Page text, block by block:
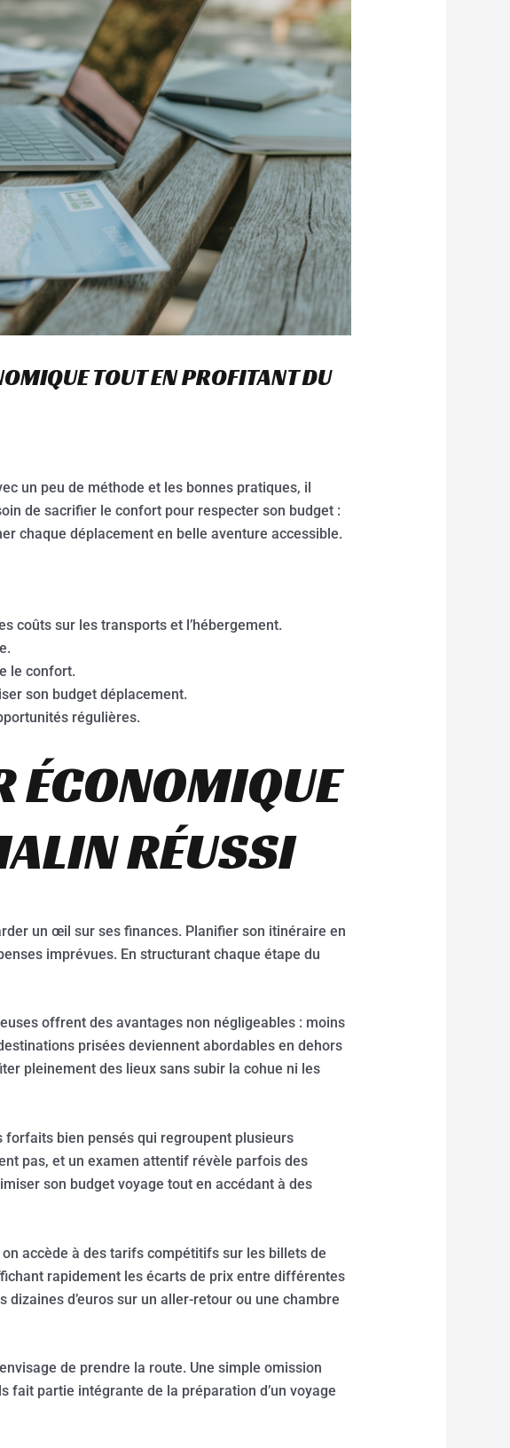
TOUT EN PROFITANT DU
un peu de méthode et les bonnes pratiques, il
de sacrifier le confort pour respecter son budget :
chaque déplacement en belle aventure accessible.
coûts sur les transports et l’hébergement.
le confort.
son budget déplacement.
régulières.
ÉCONOMIQUE
RÉUSSI
un œil sur ses finances. Planifier son itinéraire en
imprévues. En structurant chaque étape du
offrent des avantages non négligeables : moins
prisées deviennent abordables en dehors
pleinement des lieux sans subir la cohue ni les
bien pensés qui regroupent plusieurs
pas, et un examen attentif révèle parfois des
son budget voyage tout en accédant à des
accède à des tarifs compétitifs sur les billets de
rapidement les écarts de prix entre différentes
d’euros sur un aller-retour ou une chambre
de prendre la route. Une simple omission
partie intégrante de la préparation d’un voyage